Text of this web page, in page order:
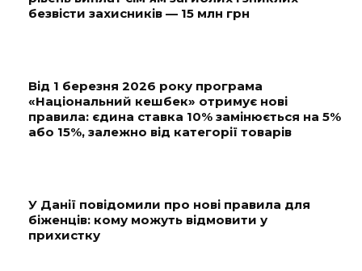
безвісти захисників — 15 млн грн
Від 1 березня 2026 року програма
«Національний кешбек» отримує нові
правила: єдина ставка 10% замінюється на 5%
або 15%, залежно від категорії товарів
У Данії повідомили про нові правила для
біженців: кому можуть відмовити у
прихистку